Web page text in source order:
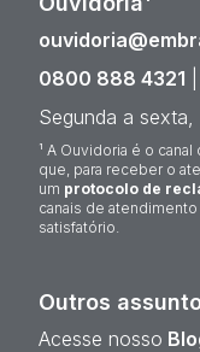
0800 888 4321
Segunda a
¹ A Ouvidoria é o
que, para receber o
um protocolo de
canais de
satisfatório.
Outros
Acesse nosso